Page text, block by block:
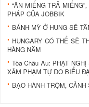
“ĂN MIẾNG TRẢ
PHÁP CỦA JOBBIK
BÁNH MỲ Ở HUNG SẼ
HUNGARY CÓ THỂ SẼ
HÀNG NĂM
Tòa Châu Âu: PHẠT
XÂM PHẠM TỰ DO BIỂU
BẠO HÀNH TRỘM,